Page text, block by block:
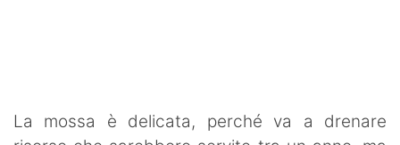
La mossa è delicata, perché va a drenare